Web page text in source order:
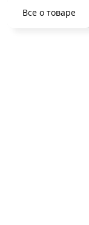
Все о товаре